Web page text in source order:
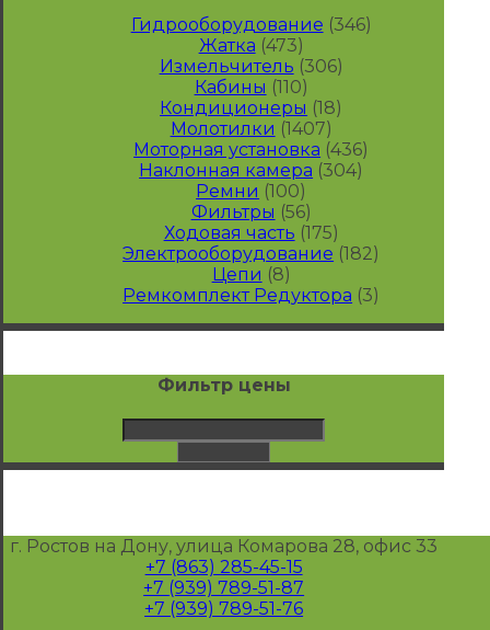
Гидрооборудование (346)
Жатка (473)
Измельчитель (306)
Кабины (110)
Кондиционеры (18)
Молотилки (1407)
Моторная установка (436)
Наклонная камера (304)
Ремни (100)
Фильтры (56)
Ходовая часть (175)
Электрооборудование (182)
Цепи (8)
Ремкомплект Редуктора (3)
Фильтр цены
г. Ростов на Дону, улица Комарова 28, офис 33
+7 (863) 285-45-15
+7 (939) 789-51-87
+7 (939) 789-51-76